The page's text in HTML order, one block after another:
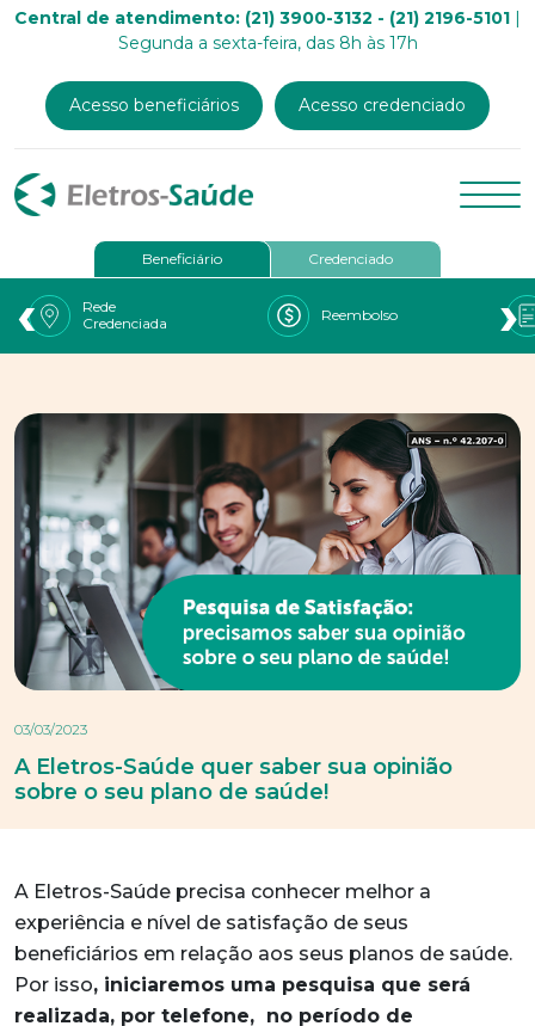
Central de atendimento: (21) 3900-3132 - (21) 2196-5101 |
Segunda a sexta-feira, das 8h às 17h
Acesso beneficiários Acesso credenciado
Beneficiário Credenciado
Rede
Credenciada
Reembolso
‹ ›
03/03/2023
A Eletros-Saúde quer saber sua opinião
sobre o seu plano de saúde!
A Eletros-Saúde precisa conhecer melhor a
experiência e nível de satisfação de seus
beneficiários em relação aos seus planos de saúde.
Por isso, iniciaremos uma pesquisa que será
realizada, por telefone, no período de